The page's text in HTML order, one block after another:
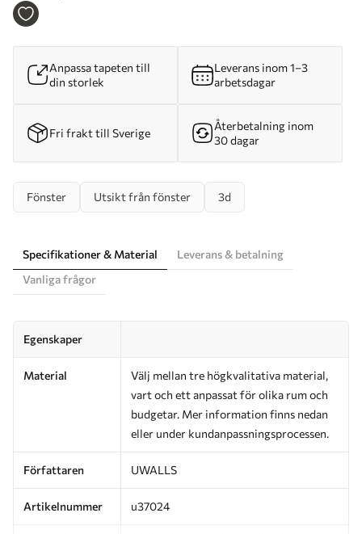
Anpassa tapeten till
din storlek
Leverans inom 1–3
arbetsdagar
Fri frakt till Sverige
Återbetalning inom
30 dagar
Fönster Utsikt från fönster 3d
Specifikationer & Material
Leverans & betalning
Vanliga frågor
Egenskaper
Material
Välj mellan tre högkvalitativa material,
vart och ett anpassat för olika rum och
budgetar. Mer information finns nedan
eller under kundanpassningsprocessen.
Författaren UWALLS
Artikelnummer u37024